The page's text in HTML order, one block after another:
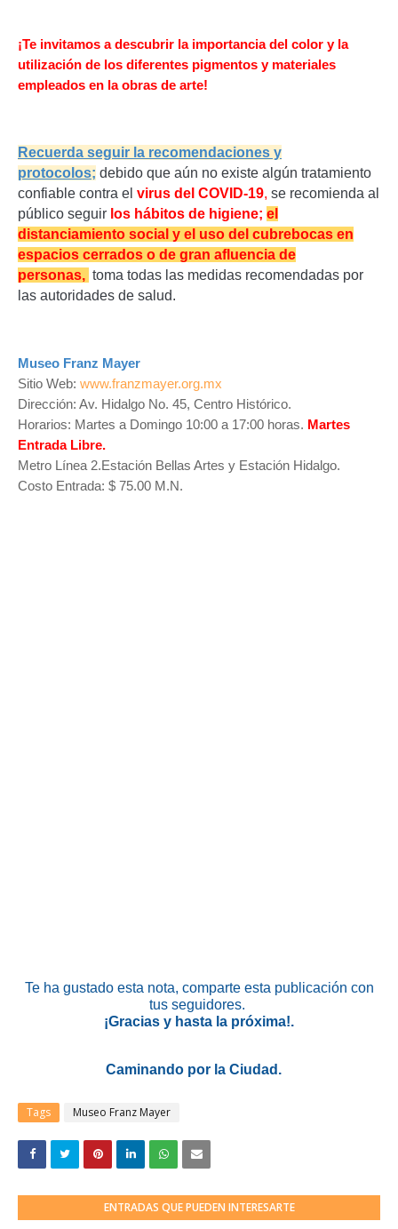
¡Te invitamos a descubrir la importancia del color y la
utilización de los diferentes pigmentos y materiales
empleados en la obras de arte!
Recuerda seguir la recomendaciones y
protocolos; debido que aún no existe algún tratamiento
confiable contra el virus del COVID-19, se recomienda al
público seguir los hábitos de higiene; el
distanciamiento social y el uso del cubrebocas en
espacios cerrados o de gran afluencia de
personas, toma todas las medidas recomendadas por
las autoridades de salud.
Museo Franz Mayer
Sitio Web: www.franzmayer.org.mx
Dirección: Av. Hidalgo No. 45, Centro Histórico.
Horarios: Martes a Domingo 10:00 a 17:00 horas. Martes
Entrada Libre.
Metro Línea 2.Estación Bellas Artes y Estación Hidalgo.
Costo Entrada: $ 75.00 M.N.
Te ha gustado esta nota, comparte esta publicación con
tus seguidores.
¡Gracias y hasta la próxima!.
Caminando por la Ciudad.
Tags Museo Franz Mayer
ENTRADAS QUE PUEDEN INTERESARTE